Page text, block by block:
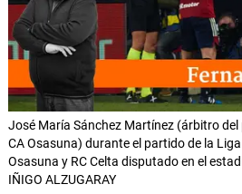
José María Sánchez Martínez (árbitro
CA Osasuna) durante el partido de la
Osasuna y RC Celta disputado en el
IÑIGO ALZUGARAY